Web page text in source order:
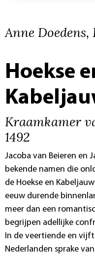
Anne
Hoekse
Kraamkamer
1492
Jacoba van Beieren en
bekende namen die
de Hoekse en
eeuw durende
meer dan een
begrijpen adellijke
In de veertiende en
Nederlanden sprake